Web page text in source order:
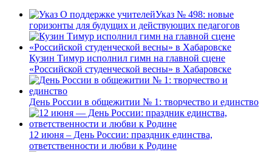
Указ № 498: новые
горизонты для будущих и действующих педагогов
Кузин Тимур исполнил гимн на главной сцене
«Российской студенческой весны» в Хабаровске
День России в общежитии № 1: творчество и единство
12 июня – День России: праздник единства,
ответственности и любви к Родине